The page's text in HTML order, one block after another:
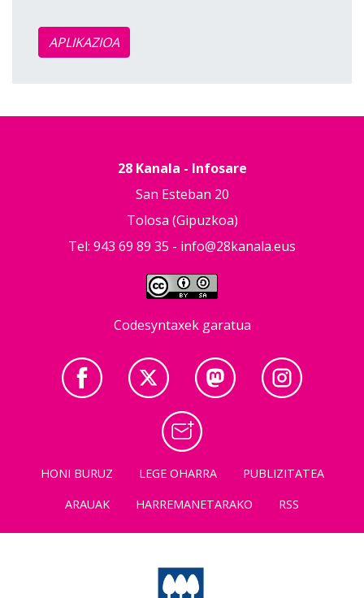
APLIKAZIOA
28 Kanala - Infosare
San Esteban 20
Tolosa (Gipuzkoa)
Tel: 943 69 89 35 - info@28kanala.eus
Codesyntaxek garatua
HONI BURUZ LEGE OHARRA
PUBLIZITATEA
ARAUAK
HARREMANETARAKO RSS